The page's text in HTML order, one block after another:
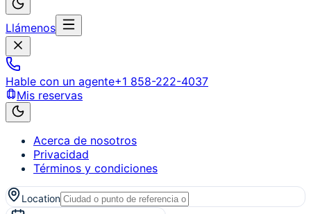
Llámenos
Hable con un agente+1 858-222-4037
Mis reservas
Acerca de nosotros
Privacidad
Términos y condiciones
Location